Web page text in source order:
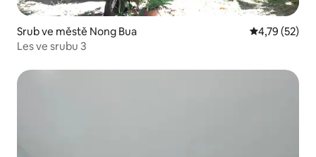
Srub ve městě Nong Bua Průměrné
4,79 (52)
Les ve srubu 3